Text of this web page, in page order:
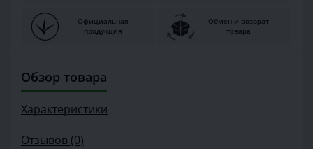
Официальная
продукция
Обмен и возврат
товара
Обзор товара
Характеристики
Отзывов (0)